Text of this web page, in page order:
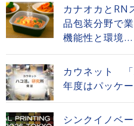
カナオカと
品包装分野で
機能性と環境...
カウネット
年度はパッケ
シンクイノベ